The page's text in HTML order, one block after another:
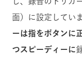
面）に設定してい
ーは指をボタンに
つスピーディーに